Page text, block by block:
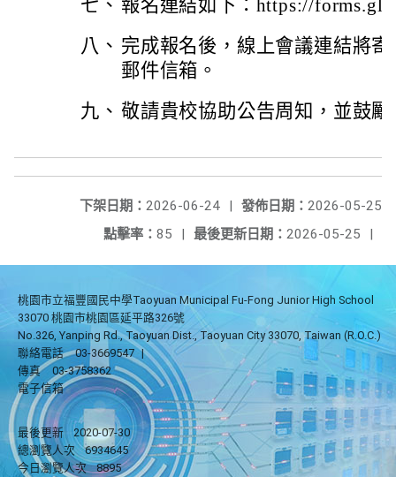
七、 報名連結如下：https://
八、 完成報名後，線上會議連結將
郵件信箱。
九、 敬請貴校協助公告周知，並鼓
發佈日期： 2026-05-25
下架日期： 2026-06-24
|
最後更新日期： 2026-05-25 |
點擊率： 85 |
桃園市立福豐國民中學Taoyuan Municipal Fu-Fong Junior High School
33070 桃園市桃園區延平路326號
No.326, Yanping Rd., Taoyuan Dist., Taoyuan City 33070, Taiwan (R.O.C.)
聯絡電話
03-3669547 |
傳真
03-3758362
電子信箱
最後更新
2020-07-30
總瀏覽人次
6934645
今日瀏覽人次
8895